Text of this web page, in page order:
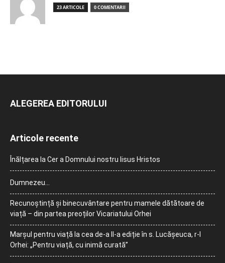
23 ARTICOLE 0 COMENTARII
ALEGEREA EDITORULUI
Articole recente
Înălțarea la Cer a Domnului nostru Iisus Hristos
Dumnezeu…
Recunoștință și binecuvântare pentru mamele dătătoare de
viață – din partea preoților Vicariatului Orhei
Marșul pentru viață la cea de-a II-a ediție în s. Lucășeuca, r-l
Orhei: „Pentru viață, cu inimă curată”